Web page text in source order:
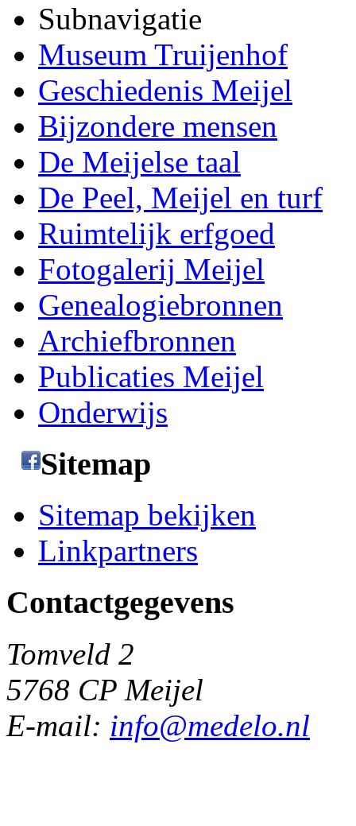
Subnavigatie
Museum Truijenhof
Geschiedenis Meijel
Bijzondere mensen
De Meijelse taal
De Peel, Meijel en turf
Ruimtelijk erfgoed
Fotogalerij Meijel
Genealogiebronnen
Archiefbronnen
Publicaties Meijel
Onderwijs
Sitemap
Sitemap bekijken
Linkpartners
Contactgegevens
Tomveld 2
5768 CP Meijel
E-mail: info@medelo.nl